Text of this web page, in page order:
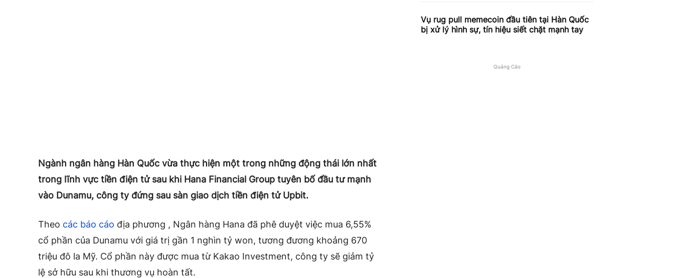
Ngành ngân hàng Hàn Quốc vừa thực hiện một trong những động thái lớn nhất
trong lĩnh vực tiền điện tử sau khi Hana Financial Group tuyên bố đầu tư mạnh
vào Dunamu, công ty đứng sau sàn giao dịch tiền điện tử Upbit.
Theo các báo cáo địa phương , Ngân hàng Hana đã phê duyệt việc mua 6,55%
cổ phần của Dunamu với giá trị gần 1 nghìn tỷ won, tương đương khoảng 670
triệu đô la Mỹ. Cổ phần này được mua từ Kakao Investment, công ty sẽ giảm tỷ
lệ sở hữu sau khi thương vụ hoàn tất.
Vụ rug pull memecoin đầu tiên tại Hàn Quốc
bị xử lý hình sự, tín hiệu siết chặt mạnh tay
Quảng Cáo